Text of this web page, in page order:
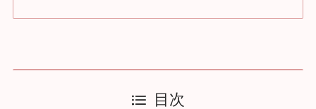
目次